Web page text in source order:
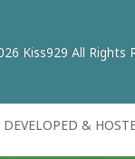
Kiss929 All Rights
DEVELOPED &